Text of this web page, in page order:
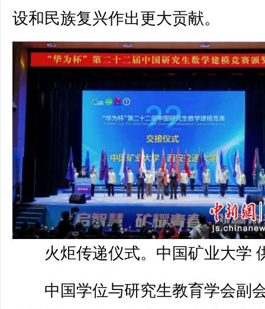
设和民族复兴作出更大贡献。
火炬传递仪式。中国矿业大学
中国学位与研究生教育学会副